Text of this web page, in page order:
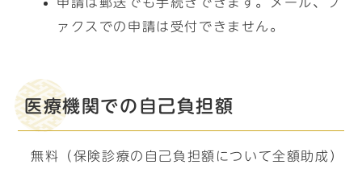
ァクスでの申請は受付できません。
医療機関での自己負担額
無料（保険診療の自己負担額について全額助成）